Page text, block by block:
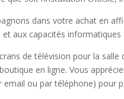
dans votre achat en
aux capacités
de télévision pour la
en ligne. Vous
email ou par téléphone) pour